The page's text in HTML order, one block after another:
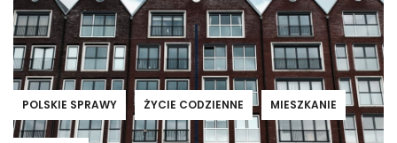
POLSKIE SPRAWY ŻYCIE CODZIENNE MIESZKANIE